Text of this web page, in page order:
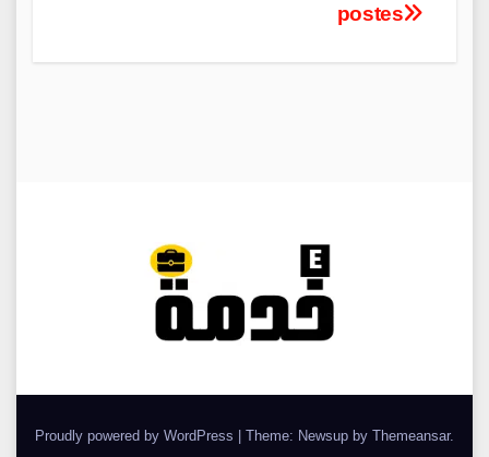
postes
Proudly powered by WordPress | Theme: Newsup by Themeansar.